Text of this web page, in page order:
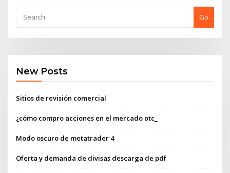
Go
New Posts
Sitios de revisión comercial
¿cómo compro acciones en el mercado otc_
Modo oscuro de metatrader 4
Oferta y demanda de divisas descarga de pdf